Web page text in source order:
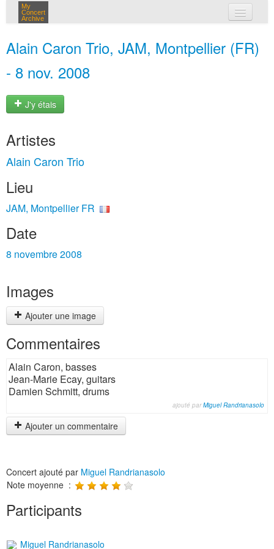
My
Concert
Archive
Alain Caron Trio, JAM, Montpellier (FR)
- 8 nov. 2008
J'y étais
Artistes
Alain Caron Trio
Lieu
JAM, Montpellier FR
Date
8 novembre 2008
Images
Ajouter une image
Commentaires
Alain Caron, basses
Jean-Marie Ecay, guitars
Damien Schmitt, drums
ajouté parMiguel Randrianasolo
Ajouter un commentaire
Concert ajouté par Miguel Randrianasolo
Note moyenne :
Participants
Miguel Randrianasolo